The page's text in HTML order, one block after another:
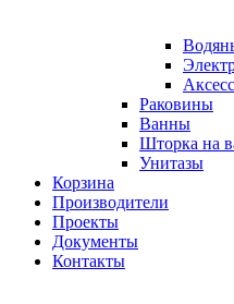
Раковины
Ванны
Шторка на
Унитазы
Корзина
Производители
Проекты
Документы
Контакты